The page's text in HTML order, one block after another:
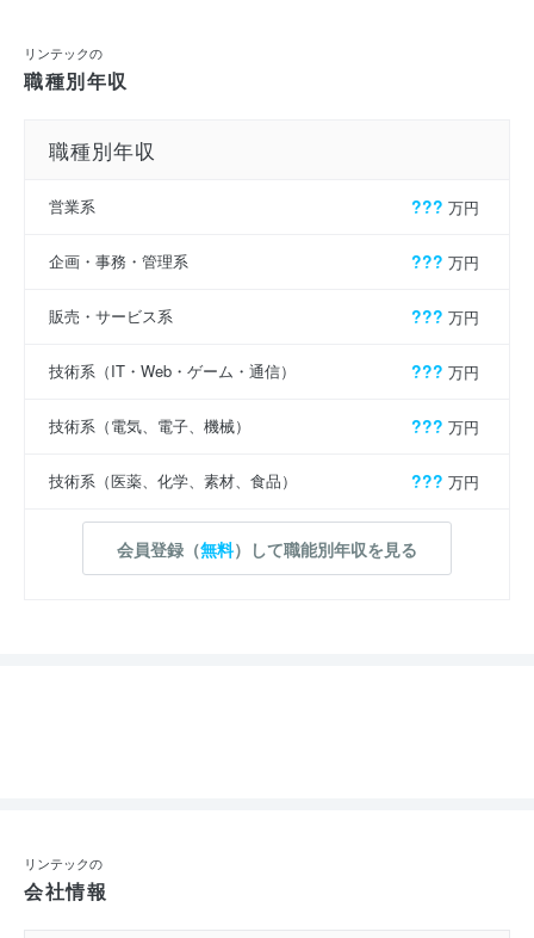
リンテックの
職種別年収
職種別年収
営業系 ??? 万円
企画・事務・管理系 ??? 万円
販売・サービス系 ??? 万円
技術系（IT・Web・ゲーム・通信） ??? 万円
技術系（電気、電子、機械） ??? 万円
技術系（医薬、化学、素材、食品） ??? 万円
会員登録（無料）して職能別年収を見る
リンテックの
会社情報